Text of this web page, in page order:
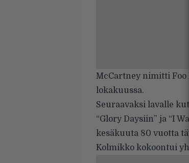
McCartney nimitti Foo
lokakuussa.
Seuraavaksi lavalle
“Glory Daysiin” ja “I
kesäkuuta 80 vuotta
Kolmikko kokoontui